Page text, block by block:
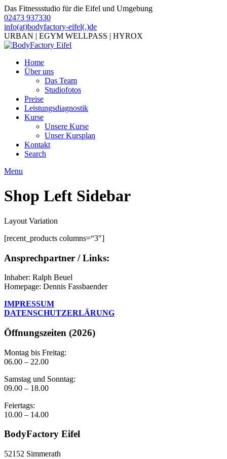
Das Fitnessstudio für die Eifel und Umgebung
02473 937330
info(at)bodyfactory-eifel(.)de
URBAN | EGYM WELLPASS | HYROX
Home
Über uns
Das Team
Studiofotos
Preise
Leistungsdiagnostik
Kurse
Unsere Kurse
Unser Kursplan
Kontakt
Search
Menu
Shop Left Sidebar
Layout Variation
[recent_products columns=“3″]
Ansprechpartner / Links:
Inhaber: Ralph Beuel
Homepage: Dennis Fassbaender
IMPRESSUM
DATENSCHUTZERLÄRUNG
Öffnungszeiten (2026)
Montag bis Freitag:
06.00 – 22.00
Samstag und Sonntag:
09.00 – 18.00
Feiertags:
10.00 – 14.00
BodyFactory Eifel
52152 Simmerath